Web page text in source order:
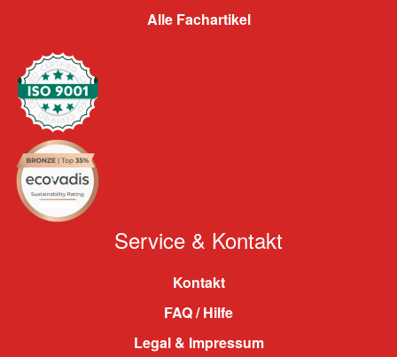
Alle Fachartikel
Service & Kontakt
Kontakt
FAQ / Hilfe
Legal & Impressum